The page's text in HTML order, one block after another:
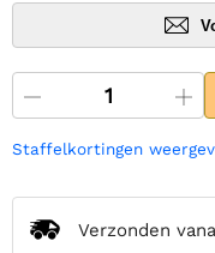
Staffelkortingen
Verzonden